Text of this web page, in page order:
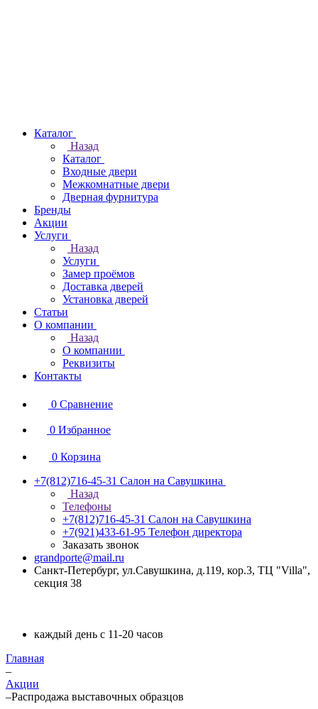
Каталог
Назад
Каталог
Входные двери
Межкомнатные двери
Дверная фурнитура
Бренды
Акции
Услуги
Назад
Услуги
Замер проёмов
Доставка дверей
Установка дверей
Статьи
О компании
Назад
О компании
Реквизиты
Контакты
0 Сравнение
0 Избранное
0 Корзина
+7(812)716-45-31 Салон на Савушкина
Назад
Телефоны
+7(812)716-45-31 Салон на Савушкина
+7(921)433-61-95 Телефон директора
Заказать звонок
grandporte@mail.ru
Санкт-Петербург, ул.Савушкина, д.119, кор.3, ТЦ "Villa",
секция 38
каждый день с 11-20 часов
Главная
–
Акции
–Распродажа выставочных образцов